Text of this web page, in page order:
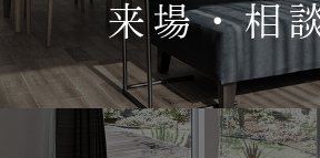
来場・相